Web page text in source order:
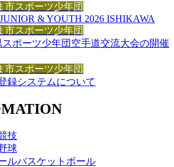
市スポーツ少年団
& YOUTH 2026 ISHIKAWA
市スポーツ少年団
ポーツ少年団空手道交流大会の開催
市スポーツ少年団
録システムについて
技
球
バスケットボール